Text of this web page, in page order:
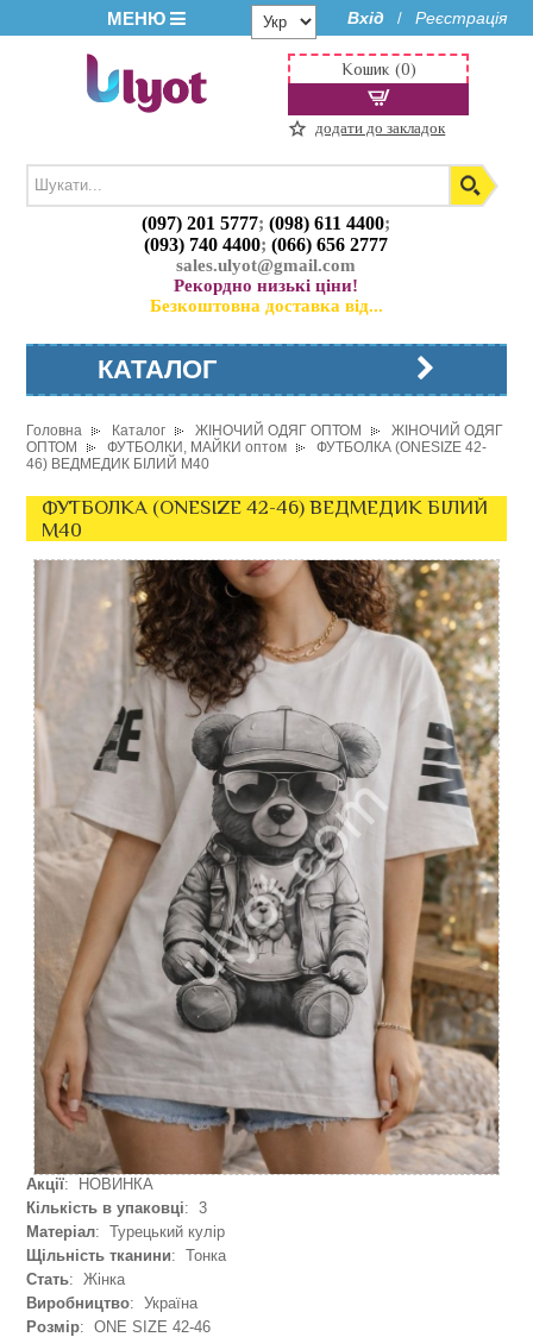
МЕНЮ Вхід / Реєстрація
(097) 201 5777;(098) 611 4400;
(093) 740 4400;(066) 656 2777
sales.ulyot@gmail.com
Рекордно низькі ціни!
Безкоштовна доставка від...
Кошик (0)
додати до закладок
КАТАЛОГ
Головна Каталог ЖІНОЧИЙ ОДЯГ ОПТОМ
ЖІНОЧИЙ ОДЯГ
ОПТОМ
ФУТБОЛКИ, МАЙКИ оптом
ФУТБОЛКА (ONESIZE 42-
46) ВЕДМЕДИК БІЛИЙ M40
ФУТБОЛКА (ONESIZE 42-46) ВЕДМЕДИК БІЛИЙ
M40
Акції: НОВИНКА
Кількість в упаковці: 3
Матеріал: Турецький кулір
Щільність тканини: Тонка
Стать: Жінка
Виробництво: Україна
Розмір: ONE SIZE 42-46